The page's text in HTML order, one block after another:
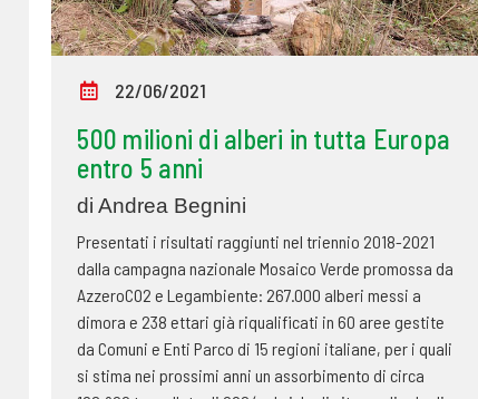
22/06/2021
500 milioni di alberi in tutta Europa
entro 5 anni
di Andrea Begnini
Presentati i risultati raggiunti nel triennio 2018-2021
dalla campagna nazionale Mosaico Verde promossa da
AzzeroCO2 e Legambiente: 267.000 alberi messi a
dimora e 238 ettari già riqualificati in 60 aree gestite
da Comuni e Enti Parco di 15 regioni italiane, per i quali
si stima nei prossimi anni un assorbimento di circa